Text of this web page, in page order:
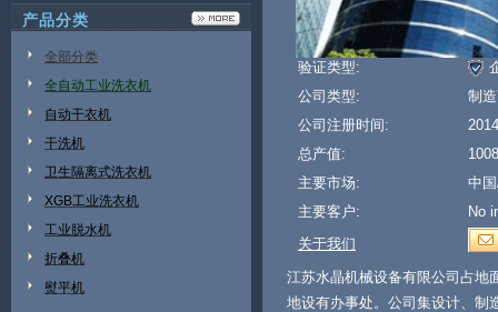
产品分类
全部分类
全自动工业洗衣机
自动干衣机
干洗机
卫生隔离式洗衣机
XGB工业洗衣机
工业脱水机
折叠机
熨平机
验证类型:
公司类型:
制
公司注册时间:
2014
总产值:
主要市场:
中
主要客户:
No
关于我们
江苏水晶机械设备有限公司占地
地设有办事处。公司集设计、